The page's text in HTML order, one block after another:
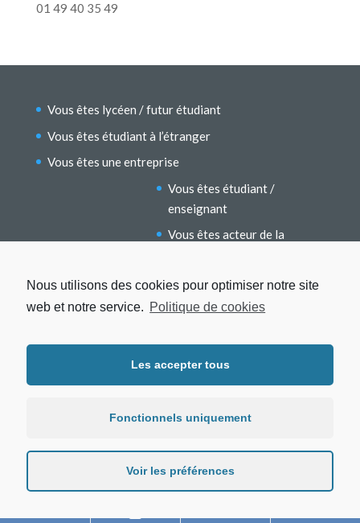
Nous utilisons des cookies pour optimiser notre site
web et notre service. Politique de cookies
Les accepter tous
Fonctionnels uniquement
Voir les préférences
01 49 40 35 49
Vous êtes lycéen / futur étudiant
Vous êtes étudiant à l’étranger
Vous êtes une entreprise
Vous êtes étudiant /
enseignant
Vous êtes acteur de la
Vous êtes un ancien étudiant
Politique de cookies